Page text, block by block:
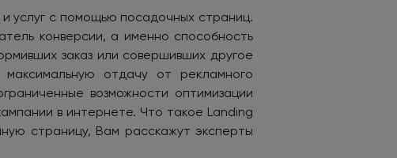
услуг с помощью посадочных страниц.
конверсии, а именно способность
заказ или совершивших другое
максимальную отдачу от рекламного
возможности оптимизации
в интернете. Что такое Landing
страницу, Вам расскажут эксперты